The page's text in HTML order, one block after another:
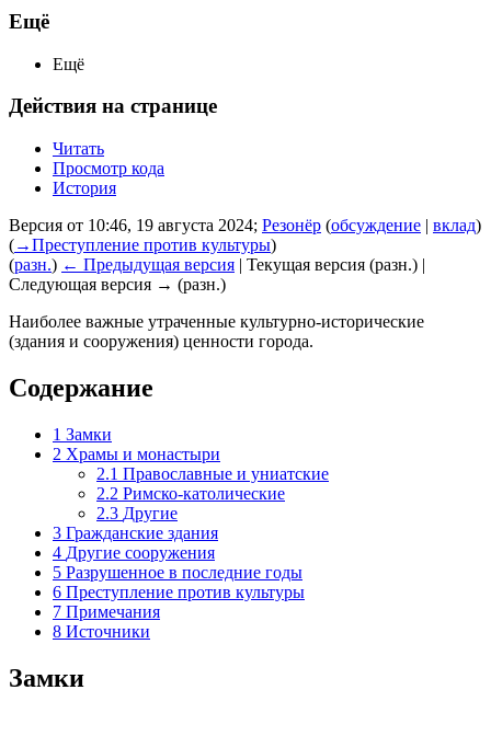
Ещё
Ещё
Действия на странице
Читать
Просмотр кода
История
Версия от 10:46, 19 августа 2024; Резонёр (обсуждение | вклад)
(→Преступление против культуры)
(разн.) ← Предыдущая версия | Текущая версия (разн.) |
Следующая версия → (разн.)
Наиболее важные утраченные культурно-исторические
(здания и сооружения) ценности города.
Содержание
1 Замки
2 Храмы и монастыри
2.1 Православные и униатские
2.2 Римско-католические
2.3 Другие
3 Гражданские здания
4 Другие сооружения
5 Разрушенное в последние годы
6 Преступление против культуры
7 Примечания
8 Источники
Замки